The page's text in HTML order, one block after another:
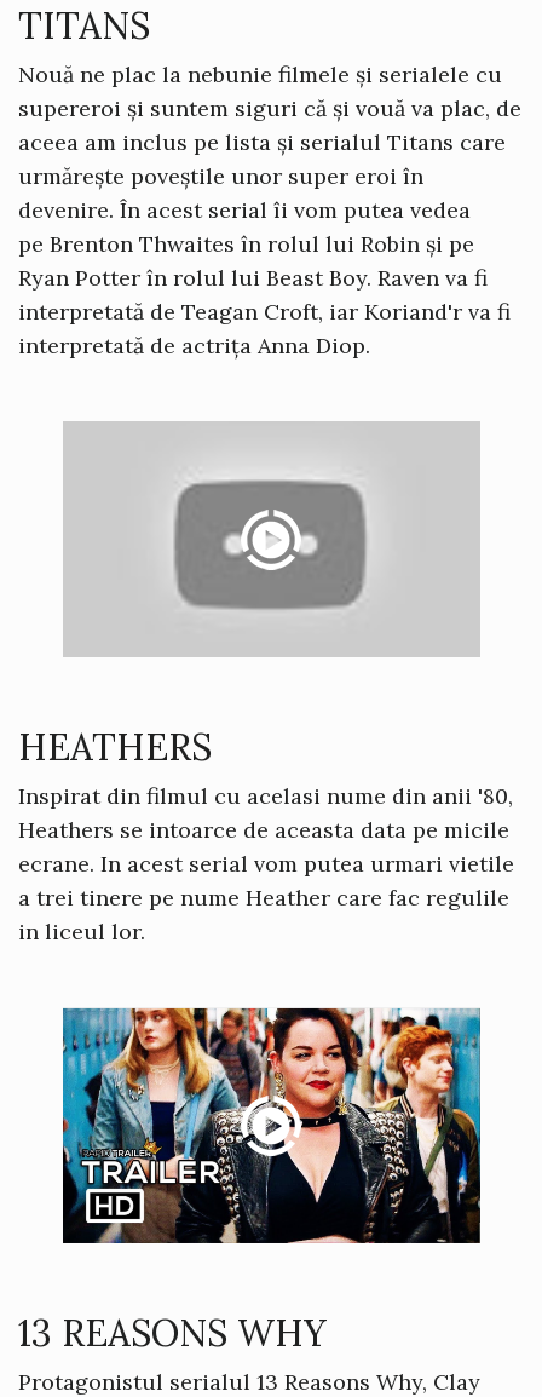
TITANS
Nouă ne plac la nebunie filmele și serialele cu
supereroi și suntem siguri că și vouă va plac, de
aceea am inclus pe lista și serialul Titans care
urmărește poveștile unor super eroi în
devenire. În acest serial îi vom putea vedea
pe Brenton Thwaites în rolul lui Robin și pe
Ryan Potter în rolul lui Beast Boy. Raven va fi
interpretată de Teagan Croft, iar Koriand'r va fi
interpretată de actrița Anna Diop.
HEATHERS
Inspirat din filmul cu acelasi nume din anii '80,
Heathers se intoarce de aceasta data pe micile
ecrane. In acest serial vom putea urmari vietile
a trei tinere pe nume Heather care fac regulile
in liceul lor.
13 REASONS WHY
Protagonistul serialul 13 Reasons Why, Clay